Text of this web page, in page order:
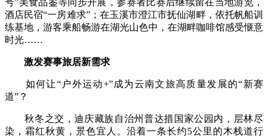
号”美食品鉴等同步开展，参赛者比赛后继续留在当地游览，
酒店民宿“一房难求”；在玉溪市澄江市抚仙湖畔，依托帆船训
练基地，游客乘船畅游在湖光山色中，在湖畔咖啡馆感受惬意
时光……
激发赛事旅居新需求
如何让“户外运动+”成为云南文旅高质量发展的“新赛
道”？
秋冬之交，迪庆藏族自治州普达措国家公园内，层林尽
染，霜红秋黄，景色宜人。沿着一条长约5公里的木栈道行